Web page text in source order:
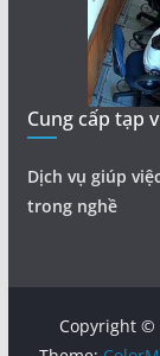
Cung cấp tạp
Dịch vụ giúp
trong nghề
Copyright ©